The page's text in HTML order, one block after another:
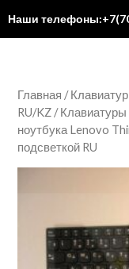
Наши
Главная /
RU/KZ /
ноутбука Lenovo
подсветкой RU